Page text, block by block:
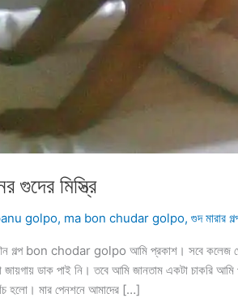
গুদের মিস্ত্রি
golpo, ma bon chudar golpo, গুদ মারার
গল্প bon chodar golpo আমি প্রকাশ। সবে কলেজ
ডাক পাই নি। তবে আমি জানতাম একটা চাকরি
হলো। মার পেনশনে আমাদের […]